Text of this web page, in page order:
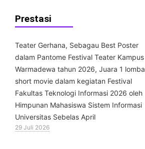
Prestasi
Teater Gerhana, Sebagau Best Poster
dalam Pantome Festival Teater Kampus
Warmadewa tahun 2026, Juara 1 lomba
short movie dalam kegiatan Festival
Fakultas Teknologi Informasi 2026 oleh
Himpunan Mahasiswa Sistem Informasi
Universitas Sebelas April
29 Juli 2026